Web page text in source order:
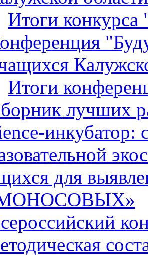
Итоги
Итоги
лучших
инкубатор:
для